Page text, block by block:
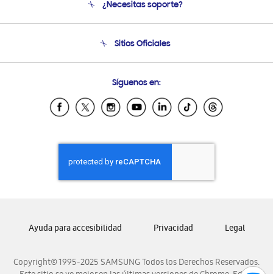
Soporte
¿Necesitas soporte?
Soporte vía eMail
Sitios Oficiales
Samsung Ecuador
Samsung El Salvador
Samsung Honduras
Samsung Nicaragua
Samsung Panamá
Samsung Venezuela
Síguenos en:
Copyright© 1995-2025 SAMSUNG Todos los Derechos Reservados.
Ayuda para accesibilidad Privacidad Legal